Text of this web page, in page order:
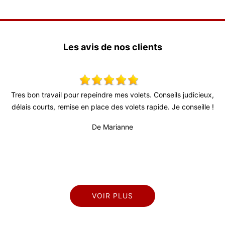
Les avis de nos clients
Tres bon travail pour repeindre mes volets. Conseils judicieux,
délais courts, remise en place des volets rapide. Je conseille !
De Marianne
VOIR PLUS